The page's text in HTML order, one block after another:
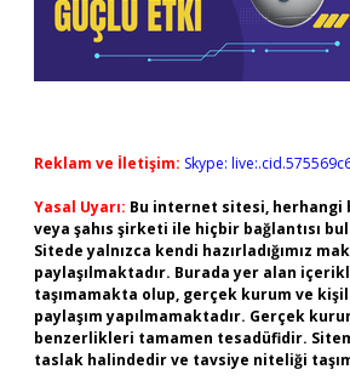
Reklam ve İletişim: Skype:
Yasal Uyarı: Bu internet sitesi, herhangi
veya şahıs şirketi ile hiçbir bağlantısı
Sitede yalnızca kendi hazırladığımız
paylaşılmaktadır. Burada yer alan
taşımamakta olup, gerçek kurum ve
paylaşım yapılmamaktadır. Gerçek
benzerlikleri tamamen tesadüfidir.
taslak halindedir ve tavsiye niteliği